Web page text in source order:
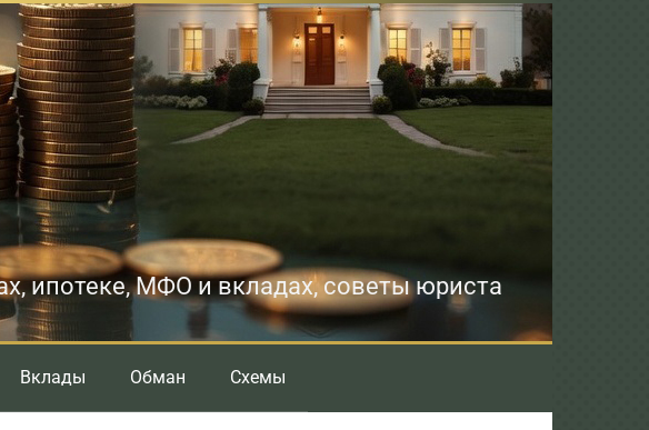
ипотеке, МФО и вкладах, советы юриста
Вклады Обман Схемы